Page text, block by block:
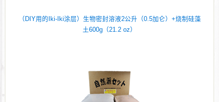
（DIY用的Iki-Iki涂层）生物密封溶液2公升（0.5加仑）+烧制硅藻
土600g（21.2 oz）